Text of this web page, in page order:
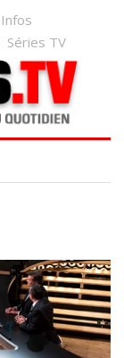
Infos
Séries TV